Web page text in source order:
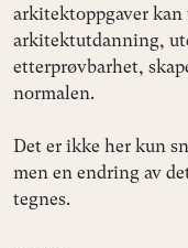
arkitektoppgaver
arkitektutdanning,
etterprøvbarhet,
normalen.
Det er ikke her kun
men en endring av
tegnes.